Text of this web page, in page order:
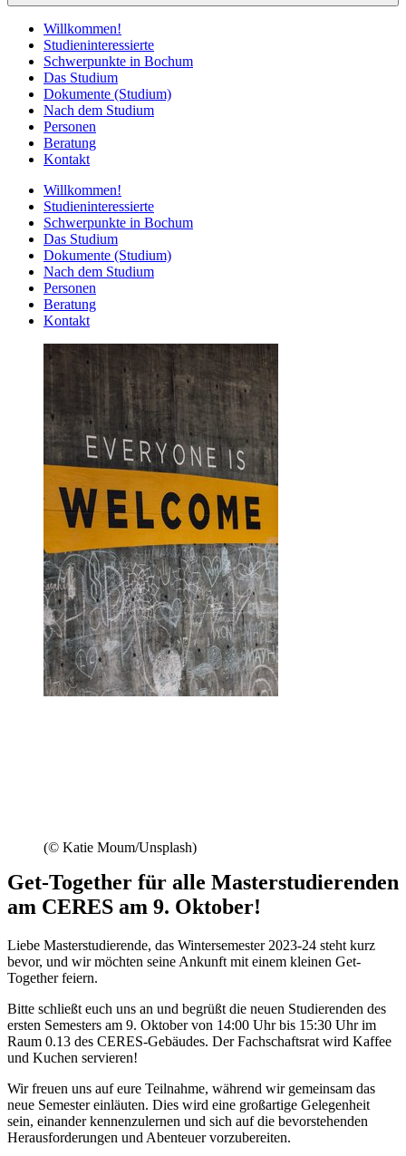
Willkommen!
Studieninteressierte
Schwerpunkte in Bochum
Das Studium
Dokumente (Studium)
Nach dem Studium
Personen
Beratung
Kontakt
Willkommen!
Studieninteressierte
Schwerpunkte in Bochum
Das Studium
Dokumente (Studium)
Nach dem Studium
Personen
Beratung
Kontakt
(© Katie Moum/Unsplash)
Get-Together für alle Masterstudierenden
am CERES am 9. Oktober!
Liebe Masterstudierende, das Wintersemester 2023-24 steht kurz
bevor, und wir möchten seine Ankunft mit einem kleinen Get-
Together feiern.
Bitte schließt euch uns an und begrüßt die neuen Studierenden des
ersten Semesters am 9. Oktober von 14:00 Uhr bis 15:30 Uhr im
Raum 0.13 des CERES-Gebäudes. Der Fachschaftsrat wird Kaffee
und Kuchen servieren!
Wir freuen uns auf eure Teilnahme, während wir gemeinsam das
neue Semester einläuten. Dies wird eine großartige Gelegenheit
sein, einander kennenzulernen und sich auf die bevorstehenden
Herausforderungen und Abenteuer vorzubereiten.